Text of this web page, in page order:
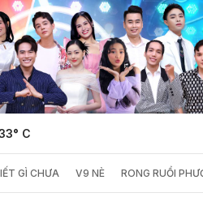
C
GÌ CHƯA V9 NÈ RONG RUỔI